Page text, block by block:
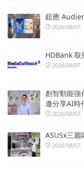
鎧應
2026/08/07
HDBank 取
2026/08/07
創智動能強
邀分享AI時
2026/08/07
ASUSx三麗
2026/08/07